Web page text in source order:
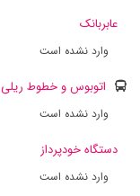
عابربانک
وارد نشده است
اتوبوس و خطوط ریلی
وارد نشده است
دستگاه خودپرداز
وارد نشده است